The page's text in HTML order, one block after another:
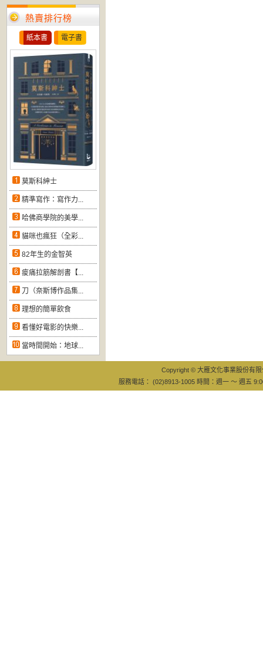
熱賣排行榜
紙本書 電子書
莫斯科紳士
精準寫作：寫作力...
哈佛商學院的美學...
貓咪也瘋狂（全彩...
82年生的金智英
痠痛拉筋解剖書【...
刀（奈斯博作品集...
理想的簡單飲食
看懂好電影的快樂...
當時間開始：地球...
Copyright © 大雁文化事業股份有
服務電話： (02)8913-1005 時間：週一 ～ 週五